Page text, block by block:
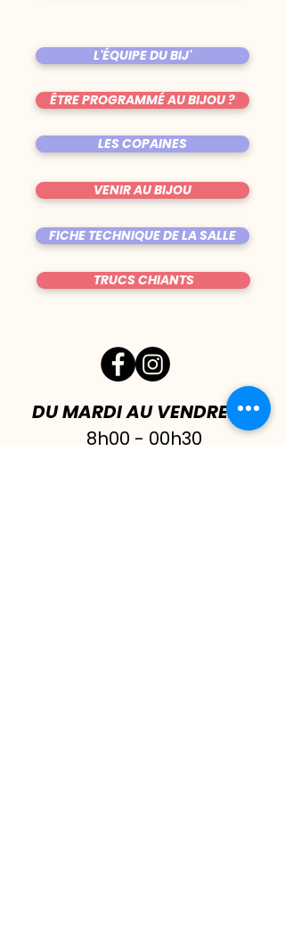
L'ÉQUIPE DU BIJ'
ÊTRE PROGRAMMÉ AU BIJOU ?
LES COPAINES
VENIR AU BIJOU
FICHE TECHNIQUE DE LA SALLE
TRUCS CHIANTS
DU MARDI AU VENDREDI|
8h00 - 00h30